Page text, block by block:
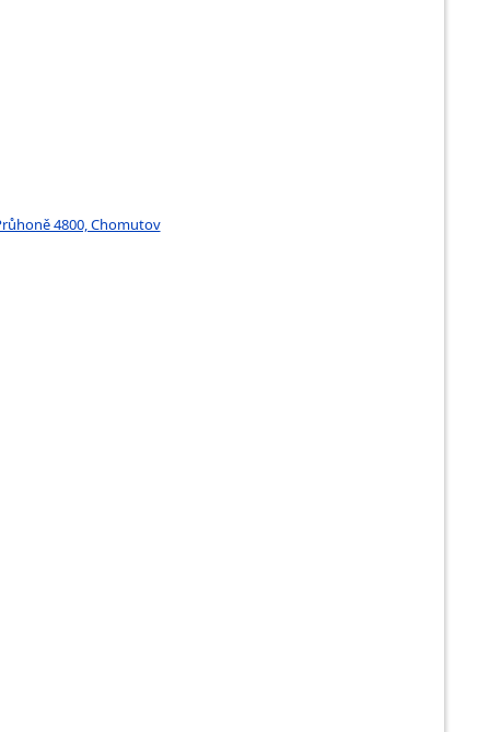
4800, Chomutov